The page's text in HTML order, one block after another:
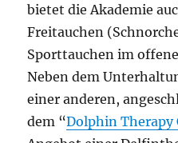
bietet die Akademie
Freitauchen
Sporttauchen im
Neben dem
einer anderen,
dem “Dolphin Therapy